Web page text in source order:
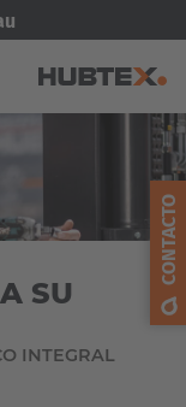
SU
INTEGRAL
CONTACTO